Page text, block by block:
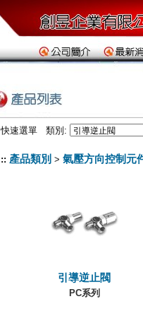
快速選單 類別:
:: 產品類別 > 氣壓方向控制元
引導逆止閥
PC系列